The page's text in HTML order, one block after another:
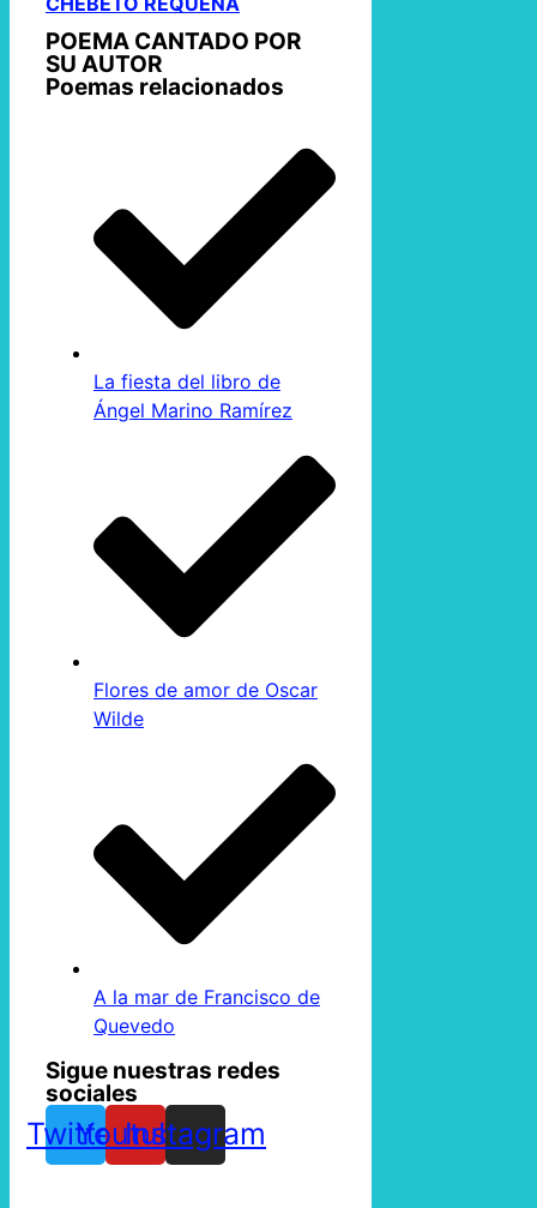
POEMA CANTADO POR
SU AUTOR
Poemas relacionados
La fiesta del libro de
Ángel Marino Ramírez
Flores de amor de Oscar
Wilde
A la mar de Francisco de
Quevedo
Sigue nuestras redes
sociales
TwitterYoutube
Instagram